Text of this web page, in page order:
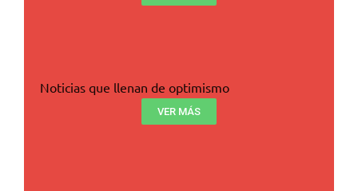
Noticias que llenan de optimismo
VER MÁS